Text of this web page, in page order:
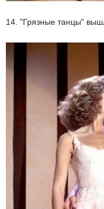
14. "Грязные танцы"